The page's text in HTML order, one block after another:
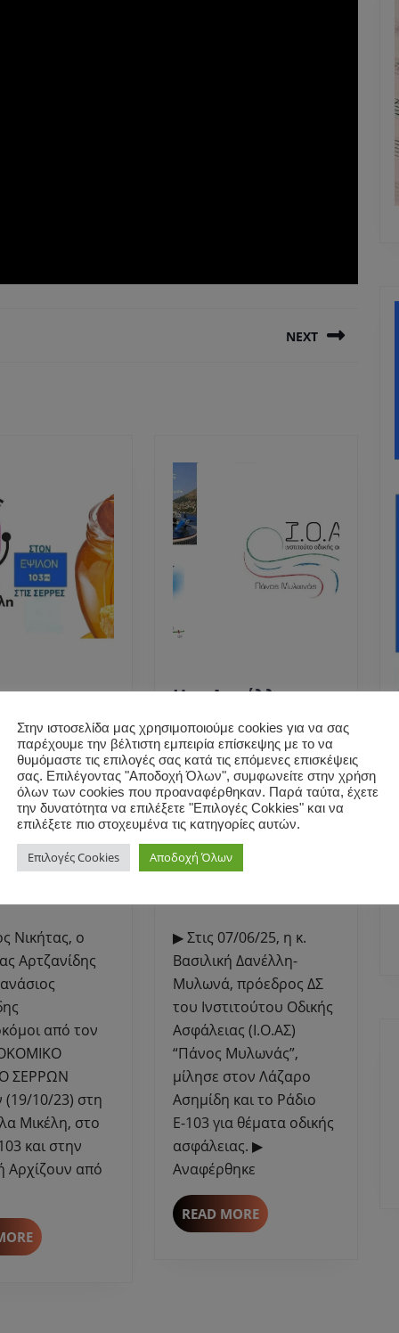
NEXT
του
μίλησαν
για το
μέλι.Εκπρόσωποι
του
ΜΕΛΙΣΣΟΚΟΜΙΚΟΥ
ΣΕΡΡΩΝ
μίλησαν
στη
Μαρκέλλα
το
202320
|
Αρτζανίδης
από τον
ΣΕΡΡΩΝ
(19/10/23) στη
Μικέλη, στο
και στην
Αρχίζουν από
READ
MORE
H κ. Δανέλλη-
Μυλωνά από το
Ι.Ο.ΑΣ. “Πάνος
Μυλωνάς” στον
Λάζαρο Ασημίδη
για θέματα οδικής
ασφάλειαςH
από
το
Ι.Ο.ΑΣ.
“Πάνος
Μυλωνάς”
στον
Λάζαρο
Ασημίδη
για
θέματα
οδικής
20 Σεπτεμβρίου, 2025
▶ Στις 07/06/25, η κ.
Βασιλική Δανέλλη-
Μυλωνά, πρόεδρος ΔΣ
του Ινστιτούτου Οδικής
Ασφάλειας (Ι.Ο.ΑΣ)
“Πάνος Μυλωνάς”,
μίλησε στον Λάζαρο
Ασημίδη και το Ράδιο
Ε-103 για θέματα οδικής
ασφάλειας. ▶
Αναφέρθηκε
READ MOREREAD
MORE
Στην ιστοσελίδα μας χρησιμοποιούμε cookies για να σας
παρέχουμε την βέλτιστη εμπειρία επίσκεψης με το να
θυμόμαστε τις επιλογές σας κατά τις επόμενες επισκέψεις
σας. Επιλέγοντας "Αποδοχή Όλων", συμφωνείτε στην χρήση
όλων των cookies που προαναφέρθηκαν. Παρά ταύτα, έχετε
την δυνατότητα να επιλέξετε "Επιλογές Cokkies" και να
επιλέξετε πιο στοχευμένα τις κατηγορίες αυτών.
Επιλογές Cookies Αποδοχή Όλων